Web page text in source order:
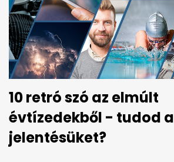
10 retró szó az elmúlt
évtízedekből - tudod a
jelentésüket?